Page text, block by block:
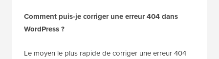
Comment puis-je corriger une erreur 404 dans
WordPress ?
Le moyen le plus rapide de corriger une erreur 404